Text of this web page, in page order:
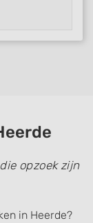
opzoek zijn
in Heerde?